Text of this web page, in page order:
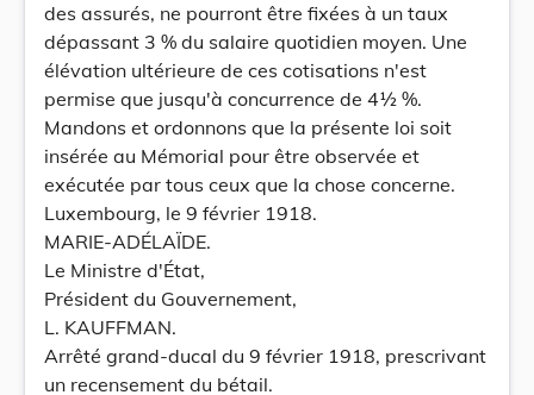
des assurés, ne pourront être fixées à un taux
dépassant 3 % du salaire quotidien moyen. Une
élévation ultérieure de ces cotisations n'est
permise que jusqu'à concurrence de 4½ %.
Mandons et ordonnons que la présente loi soit
insérée au Mémorial pour être observée et
exécutée par tous ceux que la chose concerne.
Luxembourg, le 9 février 1918.
MARIE-ADÉLAÏDE.
Le Ministre d'État,
Président du Gouvernement,
L. KAUFFMAN.
Arrêté grand-ducal du 9 février 1918, prescrivant
un recensement du bétail.